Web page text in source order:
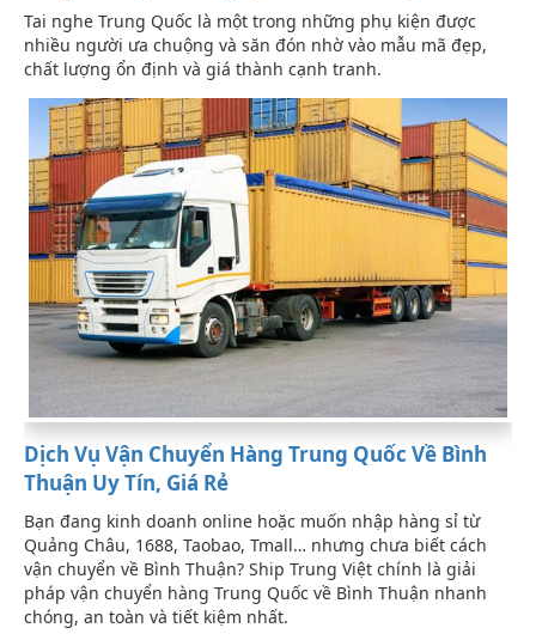
Tai nghe Trung Quốc là một trong những phụ kiện được
nhiều người ưa chuộng và săn đón nhờ vào mẫu mã đẹp,
chất lượng ổn định và giá thành cạnh tranh.
Dịch Vụ Vận Chuyển Hàng Trung Quốc Về Bình
Thuận Uy Tín, Giá Rẻ
Bạn đang kinh doanh online hoặc muốn nhập hàng sỉ từ
Quảng Châu, 1688, Taobao, Tmall… nhưng chưa biết cách
vận chuyển về Bình Thuận? Ship Trung Việt chính là giải
pháp vận chuyển hàng Trung Quốc về Bình Thuận nhanh
chóng, an toàn và tiết kiệm nhất.